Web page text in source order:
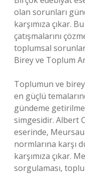
olan sorunları
karşımıza çıkar.
çatışmalarını
toplumsal
Birey ve Toplum
Toplumun ve
en güçlü
gündeme
simgesidir. Albert
eserinde,
normlarına karşı
karşımıza çıkar.
sorgulaması,